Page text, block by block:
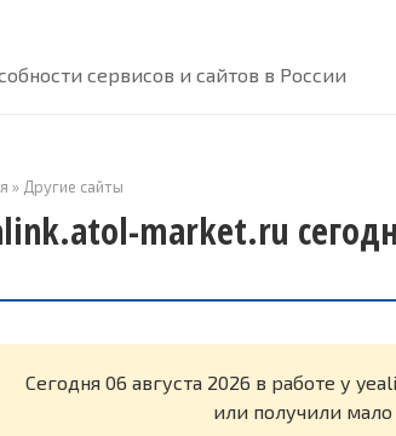
сервисов и сайтов в России
» Другие сайты
market.ru
Cегодня 06 августа 2026 в работе у
или получили мало